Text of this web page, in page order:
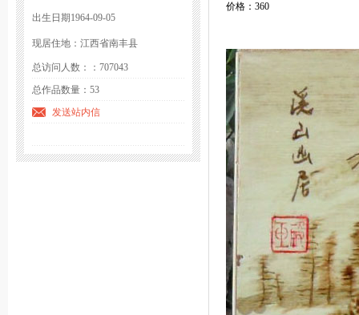
出生日期1964-09-05
现居住地：江西省南丰县
总访问人数：：707043
总作品数量：53
发送站内信
价格：360